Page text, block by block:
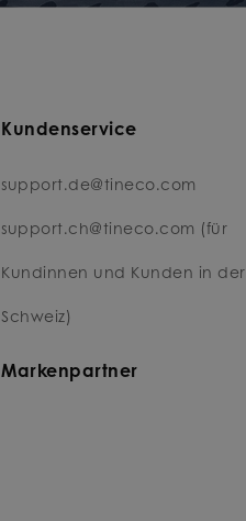
Kundenservice
support.de@tineco.com
support.ch@tineco.com (für
Kundinnen und Kunden in der
Schweiz)
Markenpartner